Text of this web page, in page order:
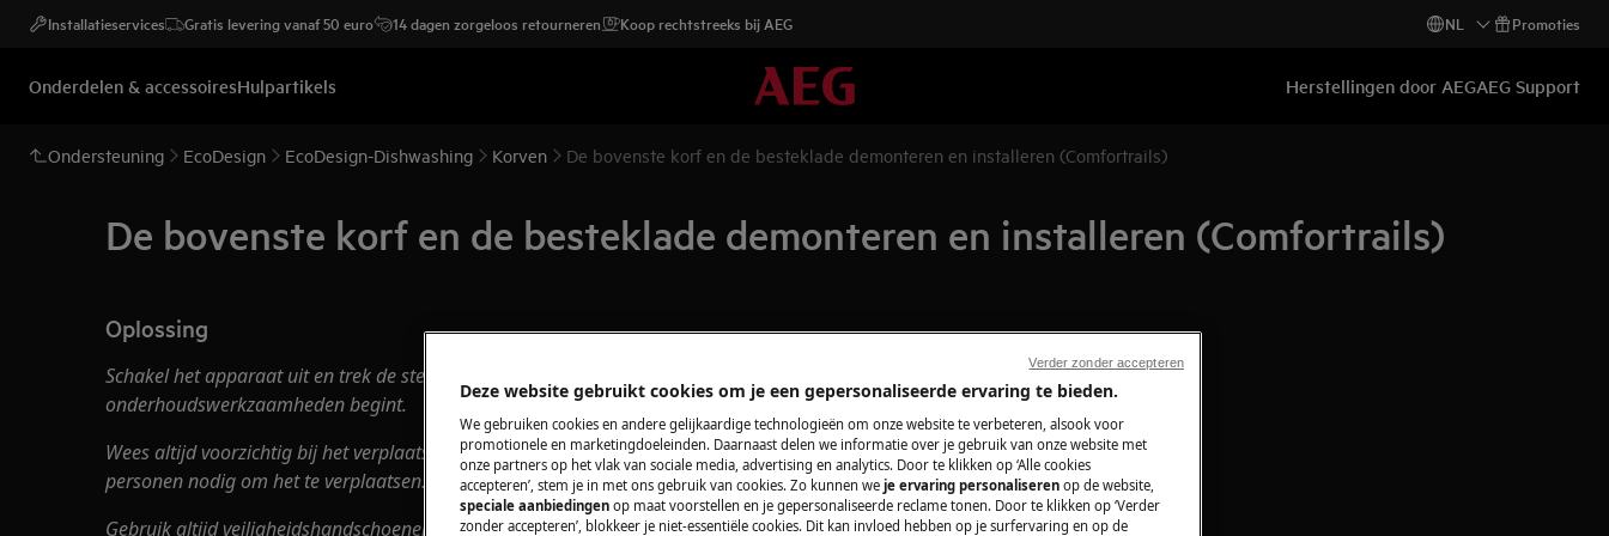
Installatieservices Gratis levering vanaf 50 euro 14 dagen zorgeloos retourneren Koop rechtstreeks bij AEG NL Promoties
Onderdelen & accessoiresHulpartikels Herstellingen door AEGAEG Support
Ondersteuning EcoDesign EcoDesign-Dishwashing Korven De bovenste korf en de besteklade demonteren en installeren (Comfortrails)
De bovenste korf en de besteklade demonteren en installeren (Comfortrails)
Oplossing
Schakel het apparaat uit en trek de stekker uit het
onderhoudswerkzaamhedenbegint.
Wees altijd voorzichtig bij het verplaatsen van apparaten, voor zware apparaten zijn twee
personen nodig om het te verplaatsen.
Gebruik altijd veiligheidshandschoenen en gesloten schoeisel.
Deze website gebruikt cookies om je een gepersonaliseerde ervaring te bieden.
We gebruiken cookies en andere gelijkaardige technologieën om onze website te verbeteren, alsook voor
promotionele en marketingdoeleinden. Daarnaast delen we informatie over je gebruik van onze website met
onze partners op het vlak van sociale media, advertising en analytics. Door te klikken op ‘Alle cookies
accepteren’, stem je in met ons gebruik van cookies. Zo kunnen we je ervaring personaliseren op de website,
speciale aanbiedingen op maat voorstellen en je gepersonaliseerde reclame tonen. Door te klikken op ‘Verder
zonder accepteren’, blokkeer je niet-essentiële cookies. Dit kan invloed hebben op je surfervaring en op de
Verder zonder accepteren